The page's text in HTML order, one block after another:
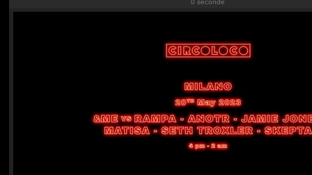
0 seconde